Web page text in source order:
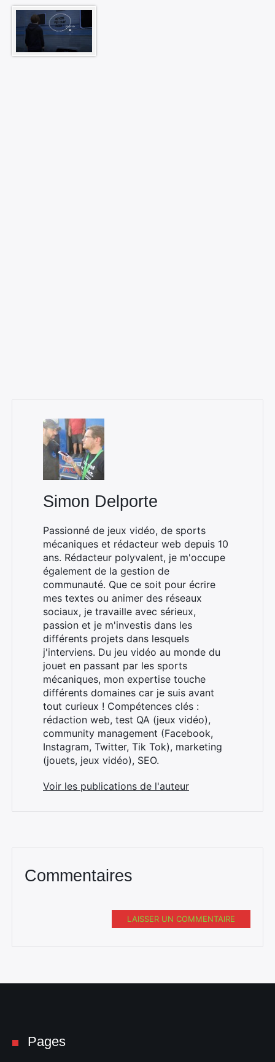
Simon Delporte
Passionné de jeux vidéo, de sports
mécaniques et rédacteur web depuis 10
ans. Rédacteur polyvalent, je m'occupe
également de la gestion de
communauté. Que ce soit pour écrire
mes textes ou animer des réseaux
sociaux, je travaille avec sérieux,
passion et je m'investis dans les
différents projets dans lesquels
j'interviens. Du jeu vidéo au monde du
jouet en passant par les sports
mécaniques, mon expertise touche
différents domaines car je suis avant
tout curieux ! Compétences clés :
rédaction web, test QA (jeux vidéo),
community management (Facebook,
Instagram, Twitter, Tik Tok), marketing
(jouets, jeux vidéo), SEO.
Voir les publications de l'auteur
Commentaires
LAISSER UN COMMENTAIRE
Pages